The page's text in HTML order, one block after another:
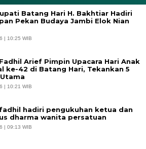
Batang Hari H. Bakhtiar Hadiri
Pekan Budaya Jambi Elok Nian
| 10:25 WIB
Arief Pimpin Upacara Hari Anak
ke-42 di Batang Hari, Tekankan 5
| 10:21 WIB
hadiri pengukuhan ketua dan
dharma wanita persatuan
| 09:13 WIB